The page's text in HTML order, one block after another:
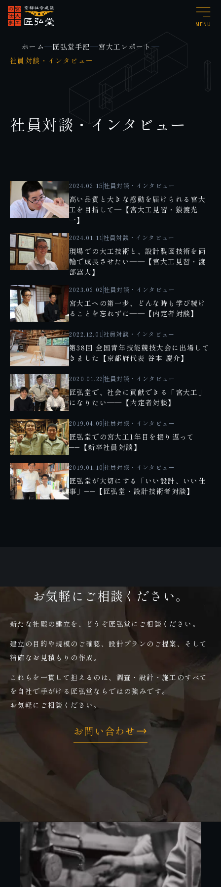
MENU
ホーム 匠弘堂手記
宮大工レポート
社員対談・インタビュー
社員対談・インタビュー
2024.02.15 社員対談・インタビュー
高い品質と大きな感動を届けられる宮大
工を目指して―【宮大工見習・猿渡光
一】
2024.01.11 社員対談・インタビュー
現場での大工技術と、設計製図技術を両
輪で成長させたい――【宮大工見習・渡
部嵩大】
2023.03.02 社員対談・インタビュー
宮大工への第一歩、どんな時も学び続け
ることを忘れずに――【内定者対談】
2022.12.01 社員対談・インタビュー
第38回 全国青年技能競技大会に出場して
きました【京都府代表 谷本 慶介】
2020.01.22 社員対談・インタビュー
匠弘堂で、社会に貢献できる「宮大工」
になりたい――【内定者対談】
2019.04.09 社員対談・インタビュー
匠弘堂での宮大工1年目を振り返って
──【新卒社員対談】
2019.01.10 社員対談・インタビュー
匠弘堂が大切にする「いい設計、いい仕
事」──【匠弘堂・設計技術者対談】
お気軽にご相談ください。
新たな社殿の建立を、どうぞ匠弘堂にご相談ください。
建立の目的や規模のご確認、設計プランのご提案、そして
精確なお見積もりの作成。
これらを一貫して担えるのは、調査・設計・施工のすべて
を自社で手がける匠弘堂ならではの強みです。
お気軽にご相談ください。
お問い合わせ